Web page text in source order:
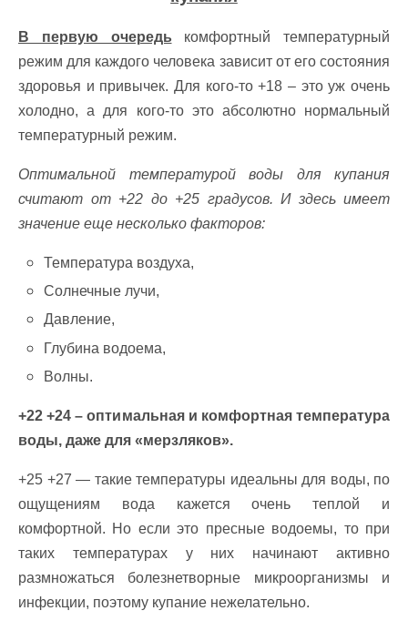
В первую очередь комфортный температурный
режим для каждого человека зависит от его состояния
здоровья и привычек. Для кого-то +18 – это уж очень
холодно, а для кого-то это абсолютно нормальный
температурный режим.
Оптимальной температурой воды для купания
считают от +22 до +25 градусов. И здесь имеет
значение еще несколько факторов:
Температура воздуха,
Солнечные лучи,
Давление,
Глубина водоема,
Волны.
+22 +24 – оптимальная и комфортная температура
воды, даже для «мерзляков».
+25 +27 — такие температуры идеальны для воды, по
ощущениям вода кажется очень теплой и
комфортной. Но если это пресные водоемы, то при
таких температурах у них начинают активно
размножаться болезнетворные микроорганизмы и
инфекции, поэтому купание нежелательно.